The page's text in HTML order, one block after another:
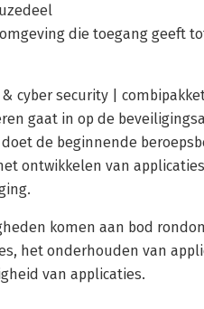
die toegang geeft
cyber security |
gaat in op de
de beginnende
ontwikkelen van
komen aan bod
het onderhouden van
van applicaties.